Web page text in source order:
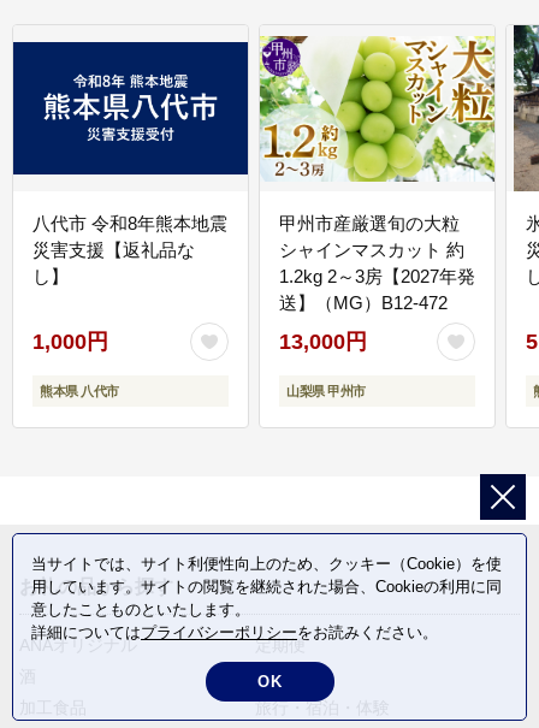
八代市 令和8年熊本地震
災害支援【返礼品な
し】
1,000円
熊本県 八代市
甲州市産厳選旬の大粒
シャインマスカット 約
1.2kg 2～3房【2027年発
送】（MG）B12-472
13,000円
山梨県 甲州市
お礼の品から探す
ANAオリジナル
定期便
肉類
旅行・宿泊・体験
当サイトでは、サイト利便性向上のため、クッキー（Cookie）を使
用しています。サイトの閲覧を継続された場合、Cookieの利用に同
意したことものといたします。
詳細についてはプライバシーポリシーをお読みください。
OK